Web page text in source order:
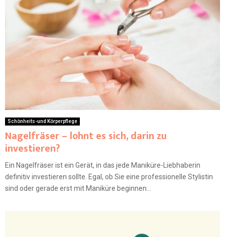
Schönheits-und Körperpflege
Nagelfräser – lohnt es sich, darin zu
investieren?
Ein Nagelfräser ist ein Gerät, in das jede Maniküre-Liebhaberin
definitiv investieren sollte. Egal, ob Sie eine professionelle Stylistin
sind oder gerade erst mit Maniküre beginnen...